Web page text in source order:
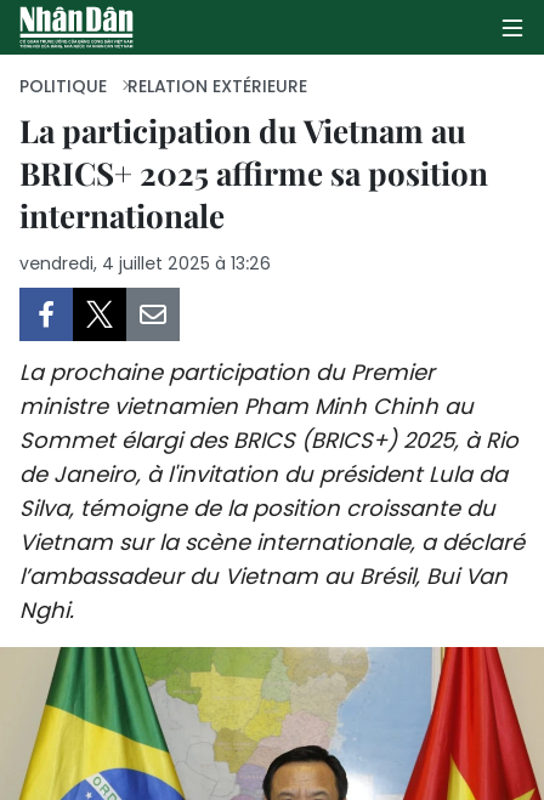
PAGE D'ACCUEIL
POLITIQUE
CULTURE
TOURISME
ENVIRONNEMENT
SPORT
PAYS NATAL
INTERNATIONAL
POLITIQUE RELATION EXTÉRIEURE
La participation du Vietnam au
BRICS+ 2025 affirme sa position
internationale
vendredi, 4 juillet 2025 à 13:26
La prochaine participation du Premier
ministre vietnamien Pham Minh Chinh au
Sommet élargi des BRICS (BRICS+) 2025, à Rio
de Janeiro, à l'invitation du président Lula da
Silva, témoigne de la position croissante du
Vietnam sur la scène internationale, a déclaré
l’ambassadeur du Vietnam au Brésil, Bui Van
Nghi.